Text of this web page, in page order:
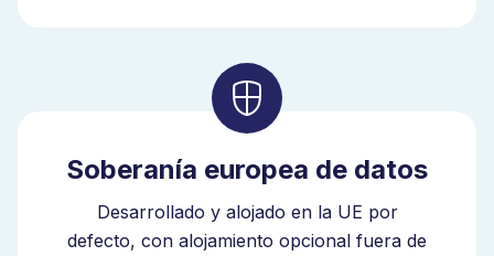
Soberanía europea de datos
Desarrollado y alojado en la UE por
defecto, con alojamiento opcional fuera de